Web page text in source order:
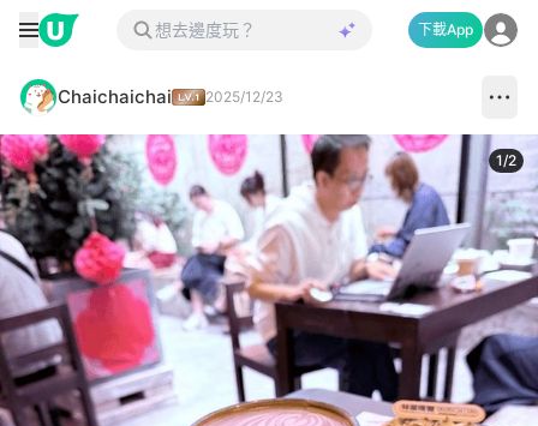
下載App
Chaichaichai 2025/12/23
1/2